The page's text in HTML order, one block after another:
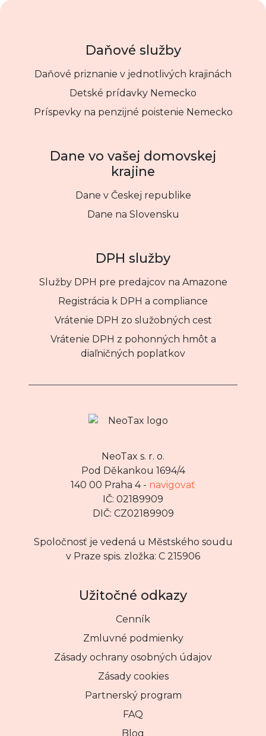
Daňové služby
Daňové priznanie v jednotlivých krajinách
Detské prídavky Nemecko
Príspevky na penzijné poistenie Nemecko
Dane vo vašej domovskej
krajine
Dane v Českej republike
Dane na Slovensku
DPH služby
Služby DPH pre predajcov na Amazone
Registrácia k DPH a compliance
Vrátenie DPH zo služobných cest
Vrátenie DPH z pohonných hmôt a
diaľničných poplatkov
NeoTax s. r. o.
Pod Děkankou 1694/4
140 00 Praha 4 - navigovať
IČ: 02189909
DIČ: CZ02189909
Spoločnosť je vedená u Městského soudu
v Praze spis. zložka: C 215906
Užitočné odkazy
Cenník
Zmluvné podmienky
Zásady ochrany osobných údajov
Zásady cookies
Partnerský program
FAQ
Blog